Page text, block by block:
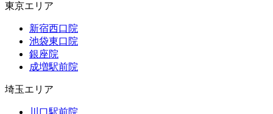
東京エリア
新宿西口院
池袋東口院
銀座院
成増駅前院
埼玉エリア